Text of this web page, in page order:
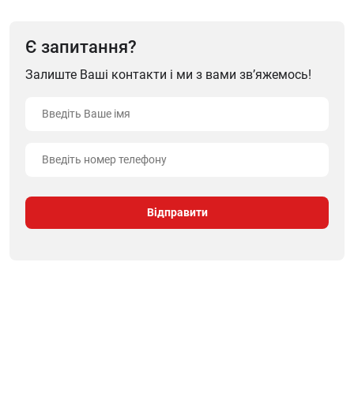
Є запитання?
Залиште Ваші контакти і ми з вами зв’яжемось!